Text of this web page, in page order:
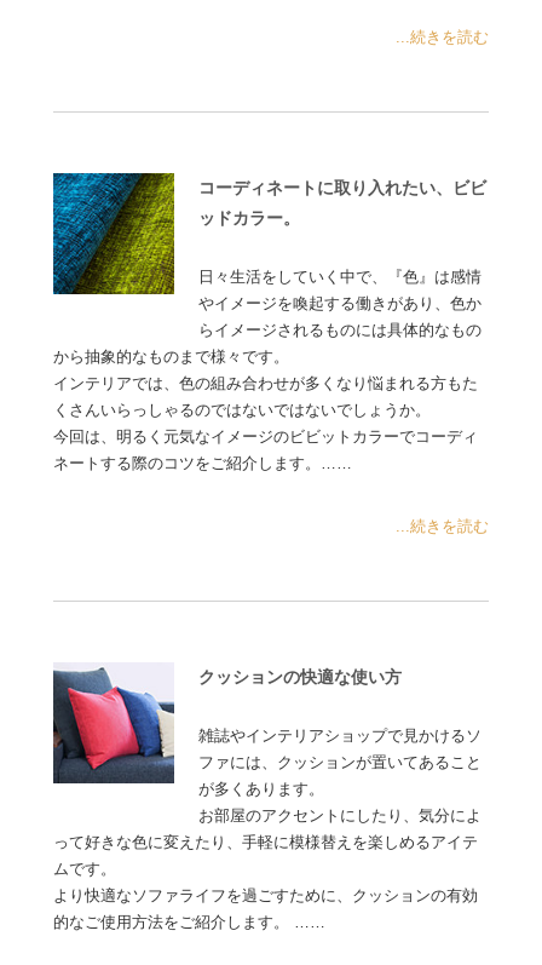
...続きを読む
コーディネートに取り入れたい、ビビ
ッドカラー。
日々生活をしていく中で、『色』は感情
やイメージを喚起する働きがあり、色か
らイメージされるものには具体的なもの
から抽象的なものまで様々です。
インテリアでは、色の組み合わせが多くなり悩まれる方もた
くさんいらっしゃるのではないではないでしょうか。
今回は、明るく元気なイメージのビビットカラーでコーディ
ネートする際のコツをご紹介します。……
...続きを読む
クッションの快適な使い方
雑誌やインテリアショップで見かけるソ
ファには、クッションが置いてあること
が多くあります。
お部屋のアクセントにしたり、気分によ
って好きな色に変えたり、手軽に模様替えを楽しめるアイテ
ムです。
より快適なソファライフを過ごすために、クッションの有効
的なご使用方法をご紹介します。 ……